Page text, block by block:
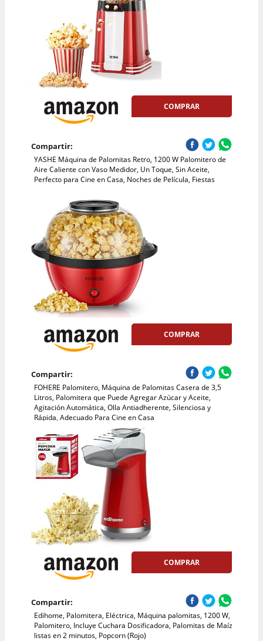
COMPRAR
Compartir:
YASHE Máquina de Palomitas Retro, 1200 W Palomitero de
Aire Caliente con Vaso Medidor, Un Toque, Sin Aceite,
Perfecto para Cine en Casa, Noches de Película, Fiestas
COMPRAR
Compartir:
FOHERE Palomitero, Máquina de Palomitas Casera de 3,5
Litros, Palomitera que Puede Agregar Azúcar y Aceite,
Agitación Automática, Olla Antiadherente, Silenciosa y
Rápida, Adecuado Para Cine en Casa
COMPRAR
Compartir:
Edihome, Palomitera, Eléctrica, Máquina palomitas, 1200 W,
Palomitero, Incluye Cuchara Dosificadora, Palomitas de Maíz
listas en 2 minutos, Popcorn (Rojo)